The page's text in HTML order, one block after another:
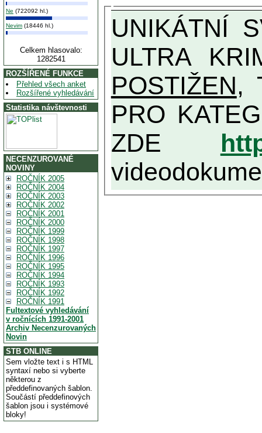
Ne (722092 hl.)
Nevim (18446 hl.)
Celkem hlasovalo:
1282541
ROZŠÍŘENÉ FUNKCE
Přehled všech anket
Rozšířené vyhledávání
Statistika návštevnosti
NECENZUROVANÉ
NOVINY
ROČNÍK 2005
ROČNÍK 2004
ROČNÍK 2003
ROČNÍK 2002
ROČNÍK 2001
ROČNÍK 2000
ROČNÍK 1999
ROČNÍK 1998
ROČNÍK 1997
ROČNÍK 1996
ROČNÍK 1995
ROČNÍK 1994
ROČNÍK 1993
ROČNÍK 1992
ROČNÍK 1991
Fultextové vyhledávání
v ročnících 1991-2001
Archiv Necenzurovaných
Novin
STB ONLINE
Sem vložte text i s HTML
syntaxí nebo si vyberte
některou z
předdefinovaných šablon.
Součástí předdefinových
šablon jsou i systémové
bloky!
UNIKÁTNÍ SVĚDECTVÍ ZE SOUČASNOSTI: PŘEDSEDA VLASTIZRÁDNÉ VLÁDY KGB MIMOŘÁDNĚ DETAILNĚ O
ULTRA
POSTIŽEN,
PRO KATEGORII TĚCH VŮBEC
ZDE